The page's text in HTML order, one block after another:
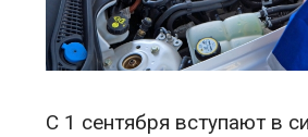
С 1 сентября вступают в